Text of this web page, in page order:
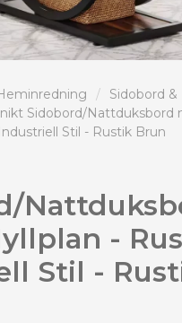
/
Sidobord &
Sidobord/Nattduksbord
Stil - Rustik Brun
-
Stil -